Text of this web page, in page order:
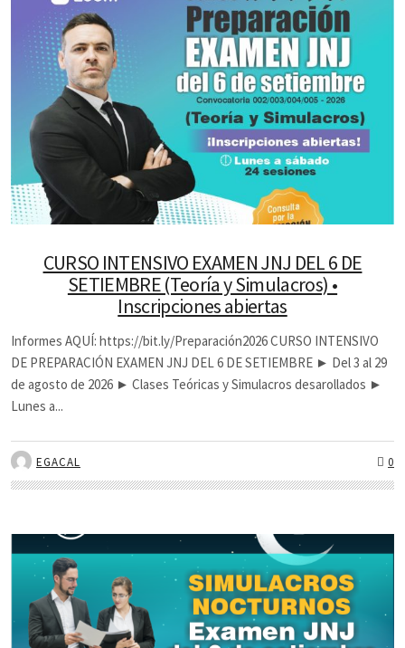
CURSO INTENSIVO EXAMEN JNJ DEL 6 DE
SETIEMBRE (Teoría y Simulacros) •
Inscripciones abiertas
Informes AQUÍ: https://bit.ly/Preparación2026 CURSO INTENSIVO
DE PREPARACIÓN EXAMEN JNJ DEL 6 DE SETIEMBRE ► Del 3 al 29
de agosto de 2026 ► Clases Teóricas y Simulacros desarollados ►
Lunes a...
EGACAL 0